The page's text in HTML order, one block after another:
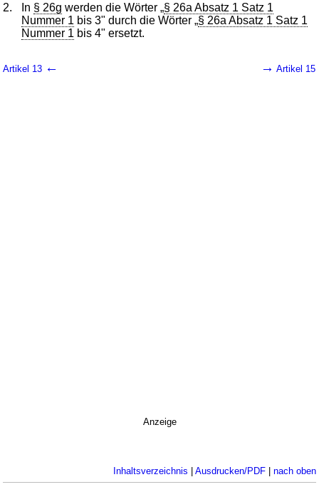
2. In § 26g werden die Wörter „§ 26a Absatz 1 Satz 1
Nummer 1 bis 3" durch die Wörter „§ 26a Absatz 1 Satz 1
Nummer 1 bis 4" ersetzt.
Artikel 13 ← → Artikel 15
Anzeige
Inhaltsverzeichnis | Ausdrucken/PDF| nach oben